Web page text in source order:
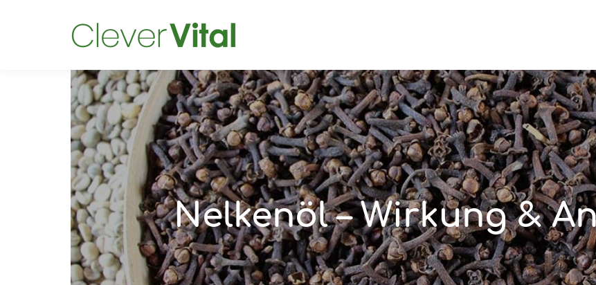
Nelkenöl – Wirkung &